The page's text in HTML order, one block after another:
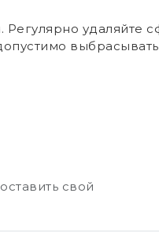
Регулярно удаляйте
свой